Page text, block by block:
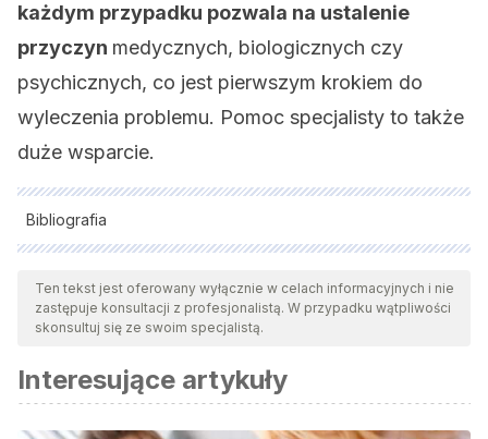
każdym przypadku pozwala na ustalenie
przyczyn medycznych, biologicznych czy
psychicznych, co jest pierwszym krokiem do
wyleczenia problemu. Pomoc specjalisty to także
duże wsparcie.
Bibliografia
Wszystkie cytowane źródła zostały gruntownie
przeanalizowane przez nasz zespół w celu zapewnienia ich
jakości, wiarygodności, aktualności i ważności. Bibliografia
względem naukowym lub akademickim.
American Psychiatric Association –APA- (2014). DSM-5.
Ten tekst jest oferowany wyłącznie w celach informacyjnych i nie
zastępuje konsultacji z profesjonalistą. W przypadku wątpliwości
skonsultuj się ze swoim specjalistą.
Interesujące artykuły